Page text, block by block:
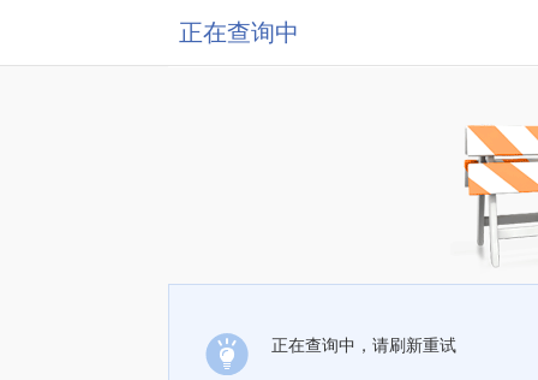
正在查询中
正在查询中，请刷新重试